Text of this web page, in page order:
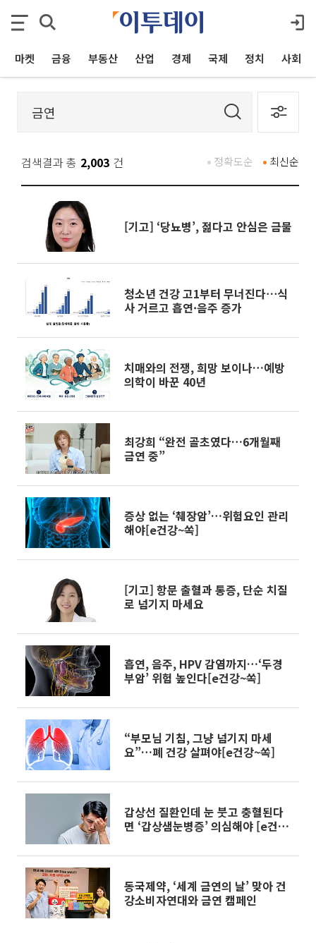
마켓 금융 부동산 산업 경제 국제 정치 사회
검색결과 총 2,003 건 최신순
정확도순
[기고] ‘당뇨병’, 젊다고 안심은 금물
청소년 건강 고1부터 무너진다⋯식
사 거르고 흡연·음주 증가
치매와의 전쟁, 희망 보이나…예방
의학이 바꾼 40년
최강희 “완전 골초였다…6개월째
금연 중”
증상 없는 ‘췌장암’…위험요인 관리
해야[e건강~쏙]
[기고] 항문 출혈과 통증, 단순 치질
로 넘기지 마세요
흡연, 음주, HPV 감염까지…‘두경
부암’ 위험 높인다[e건강~쏙]
“부모님 기침, 그냥 넘기지 마세
요”…폐 건강 살펴야[e건강~쏙]
갑상선 질환인데 눈 붓고 충혈된다
면 ‘갑상샘눈병증’ 의심해야 [e건강
동국제약, ‘세계 금연의 날’ 맞아 건
강소비자연대와 금연 캠페인